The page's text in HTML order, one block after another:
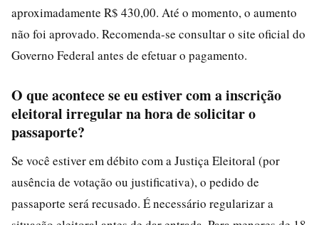
aproximadamente R$ 430,00. Até o momento, o aumento
não foi aprovado. Recomenda-se consultar o site oficial do
Governo Federal antes de efetuar o pagamento.
O que acontece se eu estiver com a inscrição
eleitoral irregular na hora de solicitar o
passaporte?
Se você estiver em débito com a Justiça Eleitoral (por
ausência de votação ou justificativa), o pedido de
passaporte será recusado. É necessário regularizar a